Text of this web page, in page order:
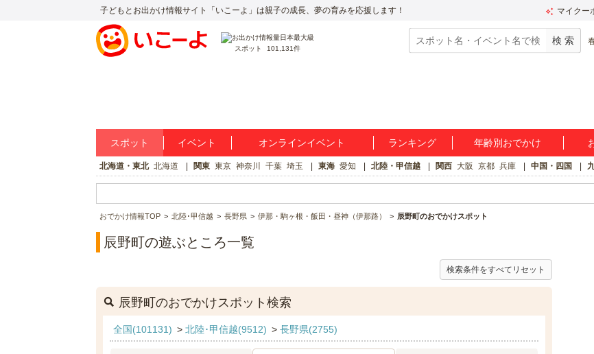
子どもとお出かけ情報サイト「いこーよ」は親子の成長、夢の育みを応援します！ マイクー
スポット 101,131件
スポット イベント オンラインイベント ランキング 年齢別おでかけ
北海道・東北 北海道 関東 東京 神奈川 千葉 埼玉 東海 愛知 北陸・甲信越 関西 大阪 京都 兵庫 中国・四国
おでかけ情報TOP 北陸･甲信越 長野県 伊那・駒ヶ根・飯田・昼神（伊那路） 辰野町のおでかけスポット
辰野町の遊ぶところ一覧
検索条件をすべてリセット
辰野町のおでかけスポット検索
全国(101131) > 北陸･甲信越(9512) > 長野県(2755)